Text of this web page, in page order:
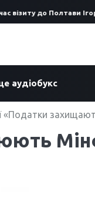
до Полтави Ігор
аудіобукс
«Податки